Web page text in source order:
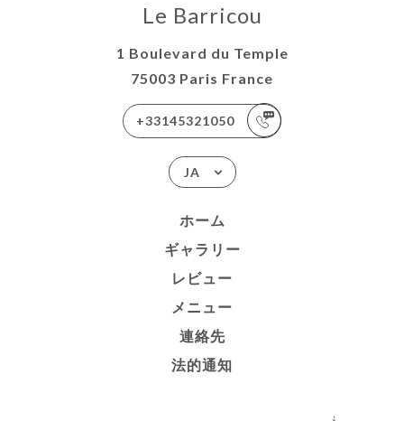
Le Barricou
1 Boulevard du Temple
75003 Paris France
+33145321050
JA
ホーム
ギャラリー
レビュー
メニュー
連絡先
法的通知